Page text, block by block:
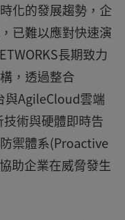
化的發展趨勢，企
已難以應對快速演
長期致力
，透過整合
與AgileCloud雲端
術與硬體即時告
禦體系(Proactive
助企業在威脅發生